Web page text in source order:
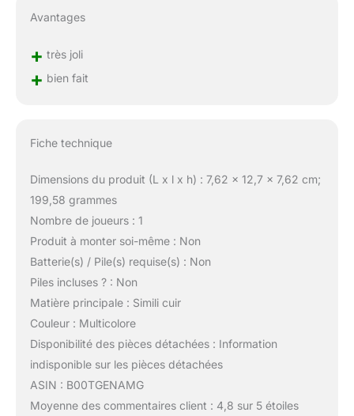
Avantages
+ très joli
+ bien fait
Fiche technique
Dimensions du produit (L x l x h) : 7,62 x 12,7 x 7,62 cm;
199,58 grammes
Nombre de joueurs : 1
Produit à monter soi-même : Non
Batterie(s) / Pile(s) requise(s) : Non
Piles incluses ? : Non
Matière principale : Simili cuir
Couleur : Multicolore
Disponibilité des pièces détachées : Information
indisponible sur les pièces détachées
ASIN : B00TGENAMG
Moyenne des commentaires client : 4,8 sur 5 étoiles